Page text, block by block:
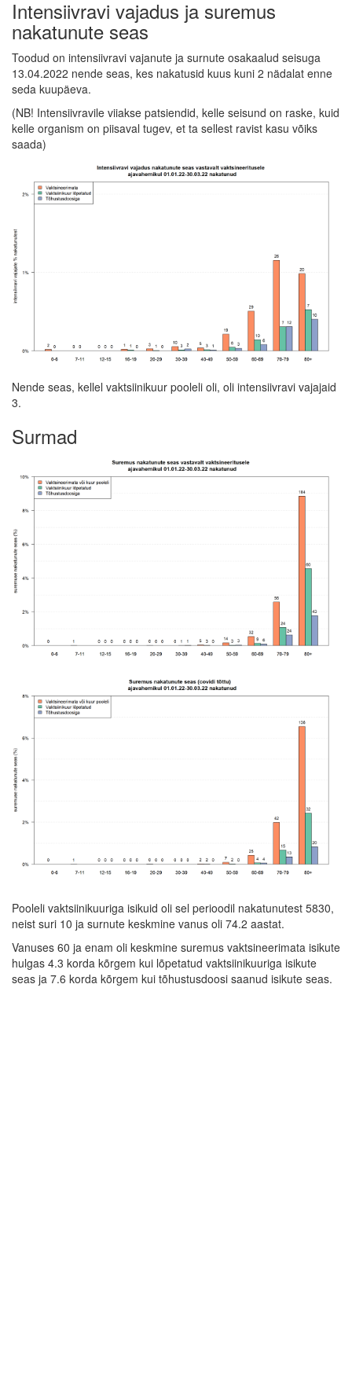
Intensiivravi vajadus ja suremus
nakatunute seas
Toodud on intensiivravi vajanute ja surnute osakaalud seisuga
13.04.2022 nende seas, kes nakatusid kuus kuni 2 nädalat enne
seda kuupäeva.
(NB! Intensiivravile viiakse patsiendid, kelle seisund on raske, kuid
kelle organism on piisaval tugev, et ta sellest ravist kasu võiks
saada)
Nende seas, kellel vaktsiinikuur pooleli oli, oli intensiivravi vajajaid
3.
Surmad
Pooleli vaktsiinikuuriga isikuid oli sel perioodil nakatunutest 5830,
neist suri 10 ja surnute keskmine vanus oli 74.2 aastat.
Vanuses 60 ja enam oli keskmine suremus vaktsineerimata isikute
hulgas 4.3 korda kõrgem kui lõpetatud vaktsiinikuuriga isikute
seas ja 7.6 korda kõrgem kui tõhustusdoosi saanud isikute seas.